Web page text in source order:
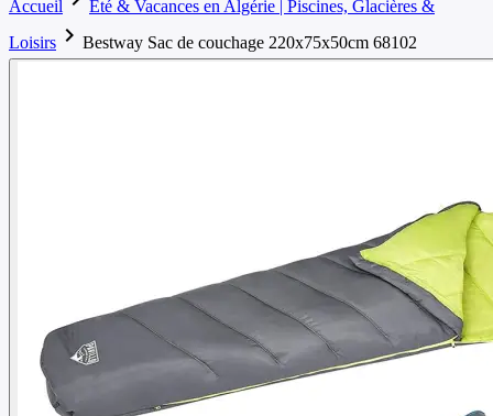
Accueil
Été & Vacances en Algérie | Piscines, Glacières &
Loisirs chevron_right Bestway Sac de couchage 220x75x50cm 68102